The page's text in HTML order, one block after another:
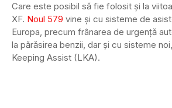
Care este posibil să fie folosit și la
XF. Noul 579 vine și cu sisteme de
Europa, precum frânarea de urgență
la părăsirea benzii, dar și cu sisteme
Keeping Assist (LKA).